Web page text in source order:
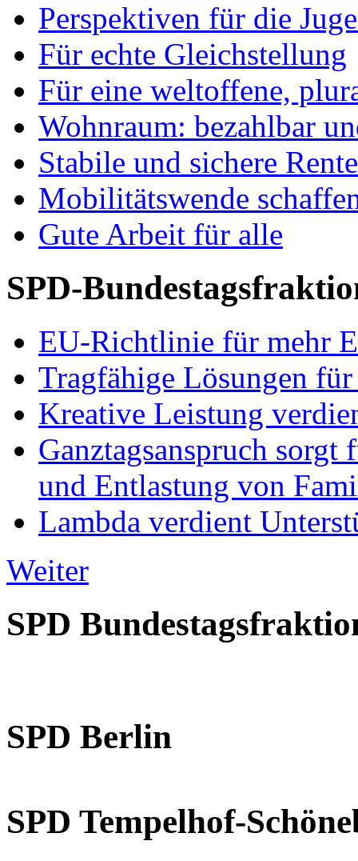
Perspektiven für die
Für echte Gleichstellung
Für eine weltoffene,
Wohnraum: bezahlbar
Stabile und sichere
Mobilitätswende
Gute Arbeit für alle
SPD-
EU-Richtlinie für mehr
Tragfähige Lösungen
Kreative Leistung
Ganztagsanspruch
und Entlastung von
Lambda verdient
Weiter
SPD
SPD Berlin
SPD Tempelhof-